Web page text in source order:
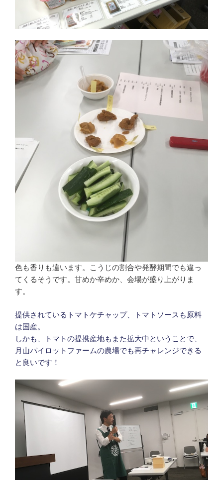
色も香りも違います。こうじの割合や発酵期間でも違っ
てくるそうです。甘めか辛めか、会場が盛り上がりま
す。
提供されているトマトケチャップ、トマトソースも原料
は国産。
しかも、トマトの提携産地もまた拡大中ということで、
月山パイロットファームの農場でも再チャレンジできる
と良いです！